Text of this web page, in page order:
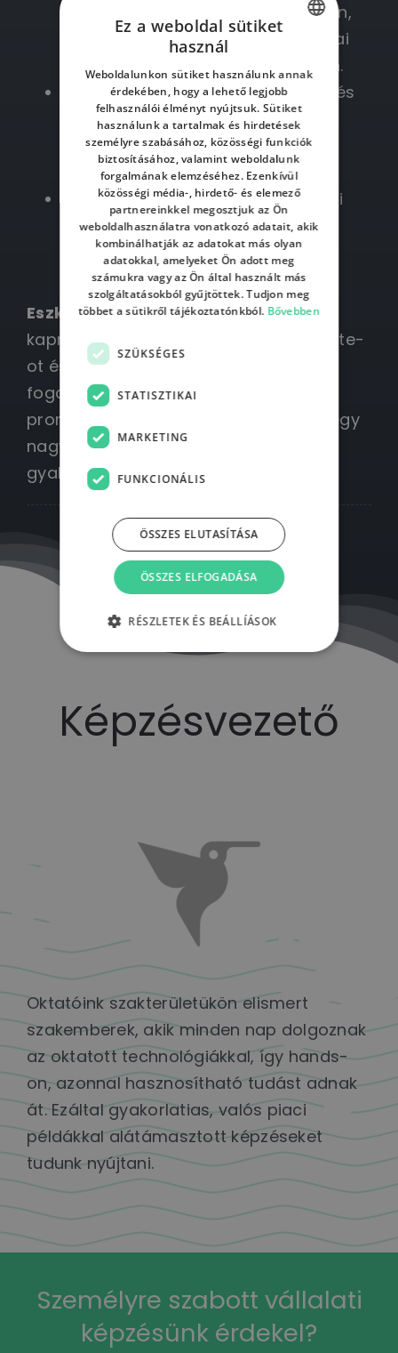
gép-ember kommunikáció terén,
támogatva ezzel az AI stratégiai
beillesztését szervezeti szinten.
Megtanulják a társalgás-tervezés
alapjait, irodai munkát és
produktivitást támogató
alkalmazásokat.
Szó lesz képgenerálásról, üzleti
felhasználásokról, további
eszközökről, Custom GPT-ről.
Eszközök: A résztvevők a képzéshez
kapnak egy nagyon részletes show note-
ot és egy guide-ot az összes linkről,
fogalmakról, a kurzuson használt
promptokról, ami a hétköznapokban egy
nagyon hatékony sorvezető lesz a
gyakorlás során.
Képzésvezető
Oktatóink szakterületükön elismert
szakemberek, akik minden nap dolgoznak
az oktatott technológiákkal, így hands-
on, azonnal hasznosítható tudást adnak
át. Ezáltal gyakorlatias, valós piaci
példákkal alátámasztott képzéseket
tudunk nyújtani.
Személyre szabott vállalati
képzésünk érdekel?
HUNGARIAN
Ez a weboldal sütiket
használ
Weboldalunkon sütiket használunk annak
érdekében, hogy a lehető legjobb
felhasználói élményt nyújtsuk. Sütiket
használunk a tartalmak és hirdetések
személyre szabásához, közösségi funkciók
biztosításához, valamint weboldalunk
forgalmának elemzéséhez. Ezenkívül
közösségi média-, hirdető- és elemező
partnereinkkel megosztjuk az Ön
weboldalhasználatra vonatkozó adatait, akik
kombinálhatják az adatokat más olyan
adatokkal, amelyeket Ön adott meg
számukra vagy az Ön által használt más
szolgáltatásokból gyűjtöttek. Tudjon meg
többet a sütikről tájékoztatónkból. Bővebben
SZÜKSÉGES
STATISZTIKAI
MARKETING
FUNKCIONÁLIS
ÖSSZES ELFOGADÁSA
ÖSSZES ELUTASÍTÁSA
RÉSZLETEK ÉS BEÁLLÍÁSOK